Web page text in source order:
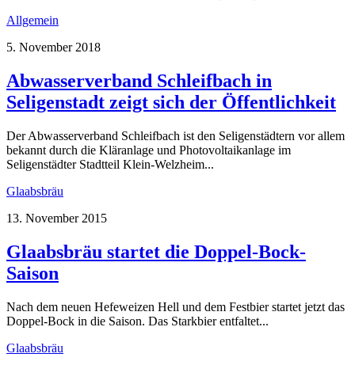
Allgemein
5. November 2018
Abwasserverband Schleifbach in
Seligenstadt zeigt sich der Öffentlichkeit
Der Abwasserverband Schleifbach ist den Seligenstädtern vor allem
bekannt durch die Kläranlage und Photovoltaikanlage im
Seligenstädter Stadtteil Klein-Welzheim...
Glaabsbräu
13. November 2015
Glaabsbräu startet die Doppel-Bock-
Saison
Nach dem neuen Hefeweizen Hell und dem Festbier startet jetzt das
Doppel-Bock in die Saison. Das Starkbier entfaltet...
Glaabsbräu